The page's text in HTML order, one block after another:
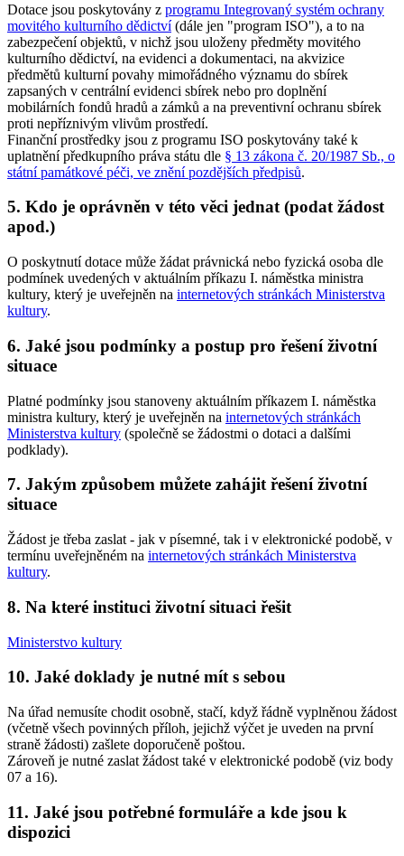
Dotace jsou poskytovány z programu Integrovaný systém ochrany
movitého kulturního dědictví(dále jen "program ISO"), a to na
zabezpečení objektů, v nichž jsou uloženy předměty movitého
kulturního dědictví, na evidenci a dokumentaci, na akvizice
předmětů kulturní povahy mimořádného významu do sbírek
zapsaných v centrální evidenci sbírek nebo pro doplnění
mobilárních fondů hradů a zámků a na preventivní ochranu sbírek
proti nepříznivým vlivům prostředí.
Finanční prostředky jsou z programu ISO poskytovány také k
uplatnění předkupního práva státu dle § 13 zákona č. 20/1987 Sb., o
státní památkové péči, ve znění pozdějších předpisů.
5. Kdo je oprávněn v této věci jednat (podat žádost
apod.)
O poskytnutí dotace může žádat právnická nebo fyzická osoba dle
podmínek uvedených v aktuálním příkazu I. náměstka ministra
kultury, který je uveřejněn na internetových stránkách Ministerstva
kultury.
6. Jaké jsou podmínky a postup pro řešení životní
situace
Platné podmínky jsou stanoveny aktuálním příkazem I. náměstka
ministra kultury, který je uveřejněn na internetových stránkách
Ministerstva kultury (společně se žádostmi o dotaci a dalšími
podklady).
7. Jakým způsobem můžete zahájit řešení životní
situace
Žádost je třeba zaslat - jak v písemné, tak i v elektronické podobě, v
termínu uveřejněném na internetových stránkách Ministerstva
kultury.
8. Na které instituci životní situaci řešit
Ministerstvo kultury
10. Jaké doklady je nutné mít s sebou
Na úřad nemusíte chodit osobně, stačí, když řádně vyplněnou žádost
(včetně všech povinných příloh, jejichž výčet je uveden na první
straně žádosti) zašlete doporučeně poštou.
Zároveň je nutné zaslat žádost také v elektronické podobě (viz body
07 a 16).
11. Jaké jsou potřebné formuláře a kde jsou k
dispozici